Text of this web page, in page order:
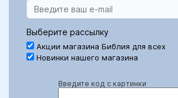
Выберите рассылку
Акции магазина Библия для всех
Новинки нашего магазина
Введите код с картинки